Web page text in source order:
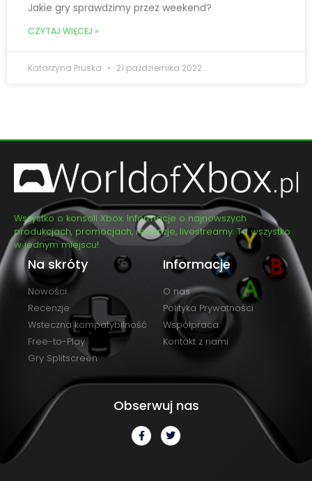
Jakie gry sprawdzimy przez weekend?
CZYTAJ WIĘCEJ »
Katarzyna Pruska 21 października 2022
Wszystko o konsoli Xbox. Informacje o najnowszych
produkcjach, promocjach, recenzje, livestreamy. To wszystko
w jednym miejscu!
Na skróty
Nowości
Recenzje
Wsteczna kompatybilność
Free-to-Play
Gry Splitscreen
Informacje
O nas
Polityka Prywatności
Współpraca
Kontakt z nami
Obserwuj nas